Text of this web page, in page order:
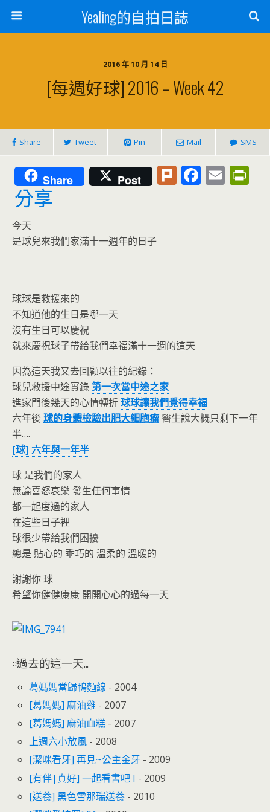
Yealing的自拍日誌
2016 年 10 月 14 日
[每週好球] 2016 – Week 42
Share Tweet Pin Mail SMS
Share Post Pl F E
分享
今天
是球兒來我們家滿十一週年的日子
球球是救援來的
不知道他的生日是哪一天
沒有生日可以慶祝
就來慶祝球子帶給我們幸福滿十一週的這天
因為這天我又去回顧以往的紀錄：
球兒救援中途實錄第一次當中途之家
進家門後幾天的心情轉折球球讓我們覺得幸福
六年後 球的身體檢驗出肥大細胞瘤醫生說大概只剩下一年
半….
[球] 六年與一年半
球 是我們的家人
無論喜怒哀樂 發生任何事情
都一起度過的家人
在這些日子裡
球很少帶給我們困擾
總是 貼心的 乖巧的 溫柔的 溫暖的
謝謝你 球
希望你健健康康 開開心心的過每一天
::過去的這一天...
葛媽媽當歸鴨麵線 - 2004
[葛媽媽] 麻油雞 - 2007
[葛媽媽] 麻油血糕 - 2007
上週六小放風 - 2008
[潔咪看牙] 再見~公主金牙 - 2009
[有伴|真好] 一起看書吧 I - 2009
[送養] 黑色雪那瑞送養 - 2010